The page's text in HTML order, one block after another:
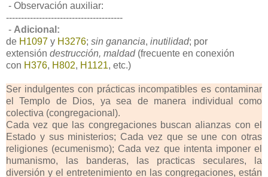
- Observación auxiliar:
---------------------------------------
- Adicional:
de H1097 y H3276; sin ganancia, inutilidad; por
extensión destrucción, maldad(frecuente en conexión
con H376, H802, H1121, etc.)
Ser indulgentes con prácticas incompatibles es contaminar
el Templo de Dios, ya sea de manera individual como
colectiva (congregacional).
Cada vez que las congregaciones buscan alianzas con el
Estado y sus ministerios; Cada vez que se une con otras
religiones (ecumenismo); Cada vez que intenta imponer el
humanismo, las banderas, las practicas seculares, la
diversión y el entretenimiento en las congregaciones, están